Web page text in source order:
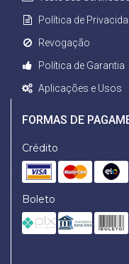
Política de
Revogação
Política de Garantia
Aplicações e Usos
FORMAS DE
Crédito
Boleto